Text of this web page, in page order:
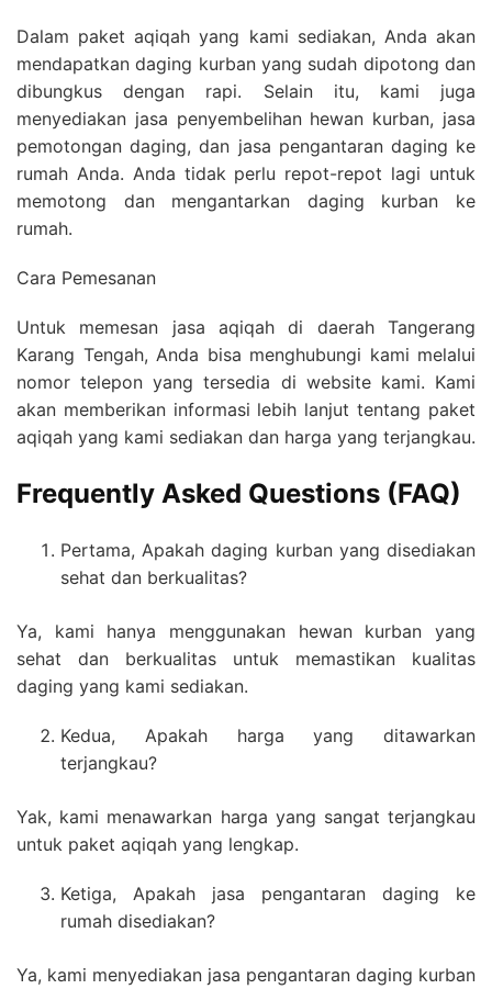
Dalam paket aqiqah yang kami sediakan, Anda akan
mendapatkan daging kurban yang sudah dipotong dan
dibungkus dengan rapi. Selain itu, kami juga
menyediakan jasa penyembelihan hewan kurban, jasa
pemotongan daging, dan jasa pengantaran daging ke
rumah Anda. Anda tidak perlu repot-repot lagi untuk
memotong dan mengantarkan daging kurban ke
rumah.
Cara Pemesanan
Untuk memesan jasa aqiqah di daerah Tangerang
Karang Tengah, Anda bisa menghubungi kami melalui
nomor telepon yang tersedia di website kami. Kami
akan memberikan informasi lebih lanjut tentang paket
aqiqah yang kami sediakan dan harga yang terjangkau.
Frequently Asked Questions (FAQ)
Pertama, Apakah daging kurban yang disediakan
sehat dan berkualitas?
Ya, kami hanya menggunakan hewan kurban yang
sehat dan berkualitas untuk memastikan kualitas
daging yang kami sediakan.
Kedua, Apakah harga yang ditawarkan
terjangkau?
Yak, kami menawarkan harga yang sangat terjangkau
untuk paket aqiqah yang lengkap.
Ketiga, Apakah jasa pengantaran daging ke
rumah disediakan?
Ya, kami menyediakan jasa pengantaran daging kurban